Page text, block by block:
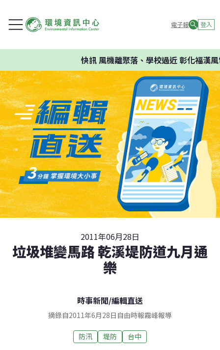
電子報 登入
快訊風機離聚落、學校過近 彰化福漢風
2011年06月28日
垃圾堆變馬路 乾溪堤防道九月通
樂
時事新聞/編輯直送
摘錄自2011年6月28日自由時報霧峰報導
防汛 堤防 台中